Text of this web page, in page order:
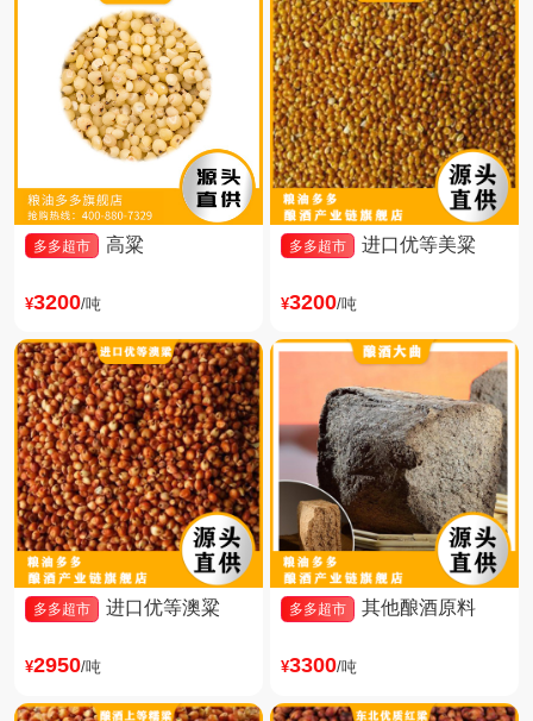
多多超市 高粱
¥3200/吨
多多超市 进口优等美粱
¥3200/吨
多多超市 进口优等澳粱
¥2950/吨
多多超市 其他酿酒原料
¥3300/吨